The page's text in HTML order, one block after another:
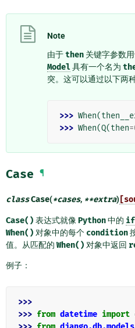
Note
由于then 关键字参数
Model具有一个名为
突。这可以通过以下两
>>> When(
>>> When(Q(then=
Case ¶
classCase(*cases, **extra)
Case() 表达式就像 Python中的 if
When() 对象中的每个 condition
值。从匹配的 When() 对象中返回
例子：
>>>
>>> from datetime import